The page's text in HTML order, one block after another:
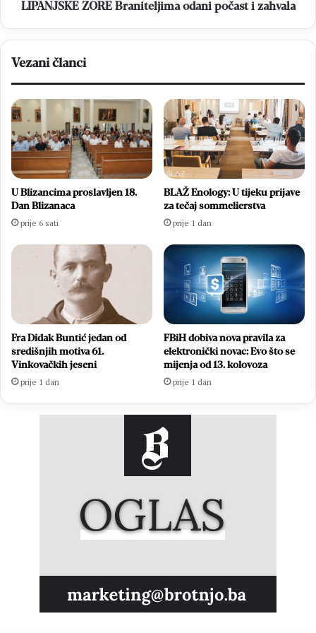
LIPANJSKE ZORE Braniteljima odani počast i zahvala
Vezani članci
U Blizancima proslavljen 18.
Dan Blizanaca
prije 6 sati
BLAŽ Enology: U tijeku prijave
za tečaj sommelierstva
prije 1 dan
Fra Didak Buntić jedan od
središnjih motiva 61.
Vinkovačkih jeseni
prije 1 dan
FBiH dobiva nova pravila za
elektronički novac: Evo što se
mijenja od 13. kolovoza
prije 1 dan